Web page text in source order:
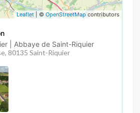
Leaflet | © OpenStreetMap contributors
| Abbaye de Saint-Riquier
80135 Saint-Riquier